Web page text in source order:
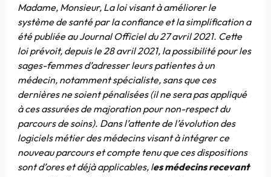
Madame, Monsieur, La loi visant à améliorer le
système de santé par la confiance et la simplification a
été publiée au Journal Officiel du 27 avril 2021. Cette
loi prévoit, depuis le 28 avril 2021, la possibilité pour les
sages-femmes d’adresser leurs patientes à un
médecin, notamment spécialiste, sans que ces
dernières ne soient pénalisées (il ne sera pas appliqué
à ces assurées de majoration pour non-respect du
parcours de soins). Dans l’attente de l’évolution des
logiciels métier des médecins visant à intégrer ce
nouveau parcours et compte tenu que ces dispositions
sont d’ores et déjà applicables, les médecins recevant